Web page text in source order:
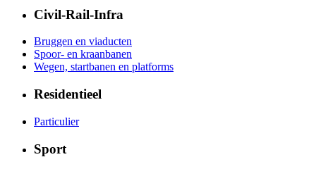
Civil-Rail-Infra
Bruggen en viaducten
Spoor- en kraanbanen
Wegen, startbanen en platforms
Residentieel
Particulier
Sport